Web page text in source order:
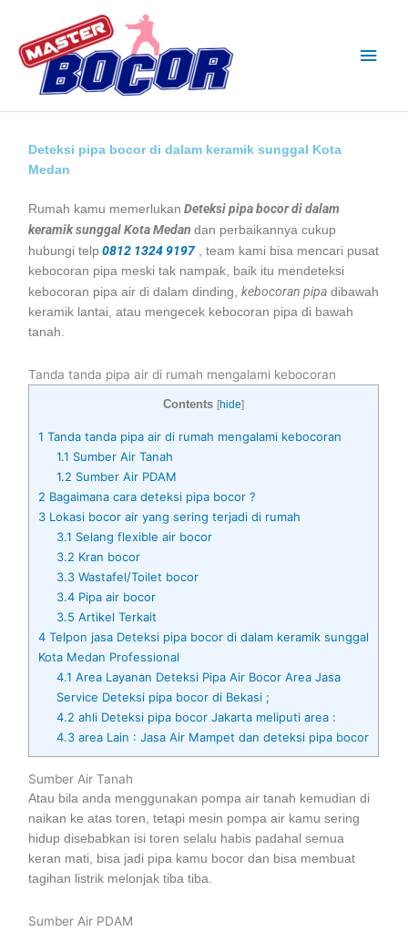
content
Deteksi pipa bocor di dalam keramik sunggal Kota
Medan
Rumah kamu memerlukan Deteksi pipa bocor di dalam
keramik sunggal Kota Medan dan perbaikannya cukup
hubungi telp 0812 1324 9197 , team kami bisa mencari pusat
kebocoran pipa meski tak nampak, baik itu mendeteksi
kebocoran pipa air di dalam dinding,kebocoran pipa dibawah
keramik lantai, atau mengecek kebocoran pipa di bawah
tanah.
Tanda tanda pipa air di rumah mengalami kebocoran
Contents [hide]
1 Tanda tanda pipa air di rumah mengalami kebocoran
1.1 Sumber Air Tanah
1.2 Sumber Air PDAM
2 Bagaimana cara deteksi pipa bocor ?
3 Lokasi bocor air yang sering terjadi di rumah
3.1 Selang flexible air bocor
3.2 Kran bocor
3.3Wastafel/Toilet bocor
3.4Pipa air bocor
3.5 Artikel Terkait
4 Telpon jasa Deteksi pipa bocor di dalam keramik sunggal
Kota Medan Professional
4.1 Area Layanan Deteksi Pipa Air Bocor Area Jasa
Service Deteksi pipa bocor di Bekasi ;
4.2 ahli Deteksi pipa bocor Jakarta meliputi area :
4.3area Lain : Jasa Air Mampet dan deteksi pipa bocor
Sumber Air Tanah
Atau bila anda menggunakan pompa air tanah kemudian di
naikan ke atas toren, tetapi mesin pompa air kamu sering
hidup disebabkan isi toren selalu habis padahal semua
keran mati, bisa jadi pipa kamu bocor dan bisa membuat
tagihan listrik melonjak tiba tiba.
Sumber Air PDAM